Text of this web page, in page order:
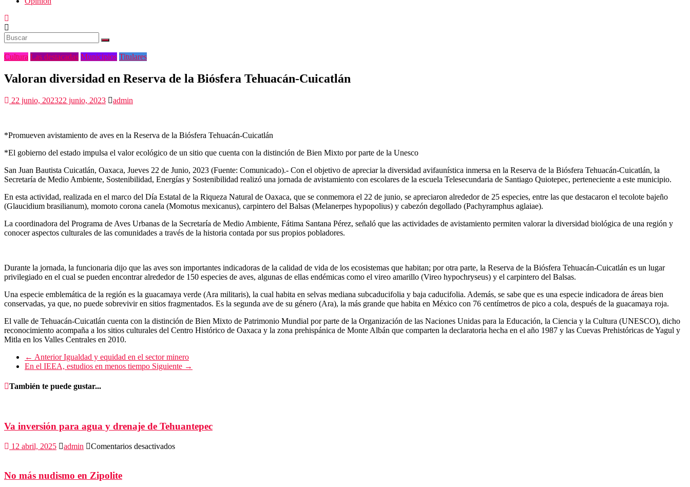
Cultura Las destacadas Municipios Titulares
Valoran diversidad en Reserva de la Biósfera Tehuacán-Cuicatlán
22 junio, 202322 junio, 2023 admin
*Promueven avistamiento de aves en la Reserva de la Biósfera Tehuacán-Cuicatlán
*El gobierno del estado impulsa el valor ecológico de un sitio que cuenta con la distinción de Bien Mixto por parte de la Unesco
San Juan Bautista Cuicatlán, Oaxaca, Jueves 22 de Junio, 2023 (Fuente: Comunicado).- Con el objetivo de apreciar la diversidad avifaunística inmersa en la Reserva de la Biósfera Tehuacán-Cuicatlán, la
Secretaría de Medio Ambiente, Sostenibilidad, Energías y Sostenibilidad realizó una jornada de avistamiento con escolares de la escuela Telesecundaria de Santiago Quiotepec, perteneciente a este municipio.
En esta actividad, realizada en el marco del Día Estatal de la Riqueza Natural de Oaxaca, que se conmemora el 22 de junio, se apreciaron alrededor de 25 especies, entre las que destacaron el tecolote bajeño
(Glaucidium brasilianum), momoto corona canela (Momotus mexicanus), carpintero del Balsas (Melanerpes hypopolius) y cabezón degollado (Pachyramphus aglaiae).
La coordinadora del Programa de Aves Urbanas de la Secretaría de Medio Ambiente, Fátima Santana Pérez, señaló que las actividades de avistamiento permiten valorar la diversidad biológica de una región y
conocer aspectos culturales de las comunidades a través de la historia contada por sus propios pobladores.
Durante la jornada, la funcionaria dijo que las aves son importantes indicadoras de la calidad de vida de los ecosistemas que habitan; por otra parte, la Reserva de la Biósfera Tehuacán-Cuicatlán es un lugar
privilegiado en el cual se pueden encontrar alrededor de 150 especies de aves, algunas de ellas endémicas como el vireo amarillo (Vireo hypochryseus) y el carpintero del Balsas.
Una especie emblemática de la región es la guacamaya verde (Ara militaris), la cual habita en selvas mediana subcaducifolia y baja caducifolia. Además, se sabe que es una especie indicadora de áreas bien
conservadas, ya que, no puede sobrevivir en sitios fragmentados. Es la segunda ave de su género (Ara), la más grande que habita en México con 76 centímetros de pico a cola, después de la guacamaya roja.
El valle de Tehuacán-Cuicatlán cuenta con la distinción de Bien Mixto de Patrimonio Mundial por parte de la Organización de las Naciones Unidas para la Educación, la Ciencia y la Cultura (UNESCO), dicho
reconocimiento acompaña a los sitios culturales del Centro Histórico de Oaxaca y la zona prehispánica de Monte Albán que comparten la declaratoria hecha en el año 1987 y las Cuevas Prehistóricas de Yagul y
Mitla en los Valles Centrales en 2010.
← AnteriorIgualdad y equidad en el sector minero
En el IEEA, estudios en menos tiempo Siguiente →
También te puede gustar...
Va inversión para agua y drenaje de Tehuantepec
12 abril, 2025 admin Comentarios desactivadosen
No más nudismo en Zipolite